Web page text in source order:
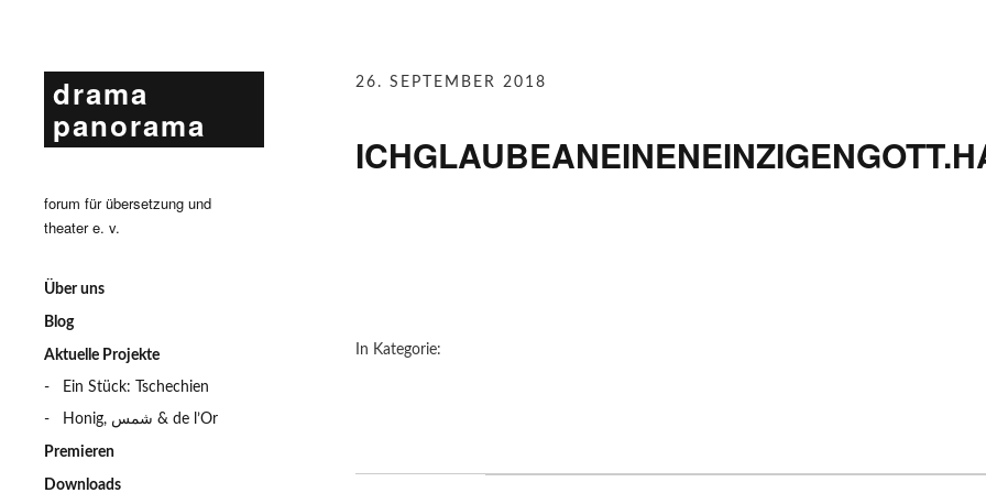
drama
panorama
forum für übersetzung und
theater e. v.
Über uns
Blog
Aktuelle Projekte
Ein Stück: Tschechien
Honig, شمس & de l’Or
Premieren
Downloads
26. SEPTEMBER 2018
In Kategorie: